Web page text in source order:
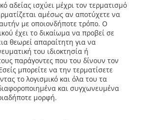
αδείας ισχύει μέχρι τον τερματισμό
αμέσως αν αποτύχετε να
με οποιονδήποτε τρόπο. Ο
έχει το δικαίωμα να προβεί σε
θεωρεί απαραίτητη για να
του ιδιοκτησία ή
παράγοντες που του δίνουν τον
μπορείτε να την τερματίσετε
το λογισμικό και όλα του τα
και συγχωνευμένα
μορφή.